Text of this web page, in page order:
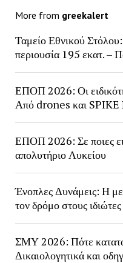
More from greekalert
Ταμείο Εθνικού
περιουσία 195 εκατ. –
ΕΠΟΠ 2026: Οι
Από drones και
ΕΠΟΠ 2026: Σε ποιες
απολυτήριο Λυκείου
Ένοπλες Δυνάμεις: Η
τον δρόμο στους ιδιώτες
ΣΜΥ 2026: Πότε
Δικαιολογητικά και